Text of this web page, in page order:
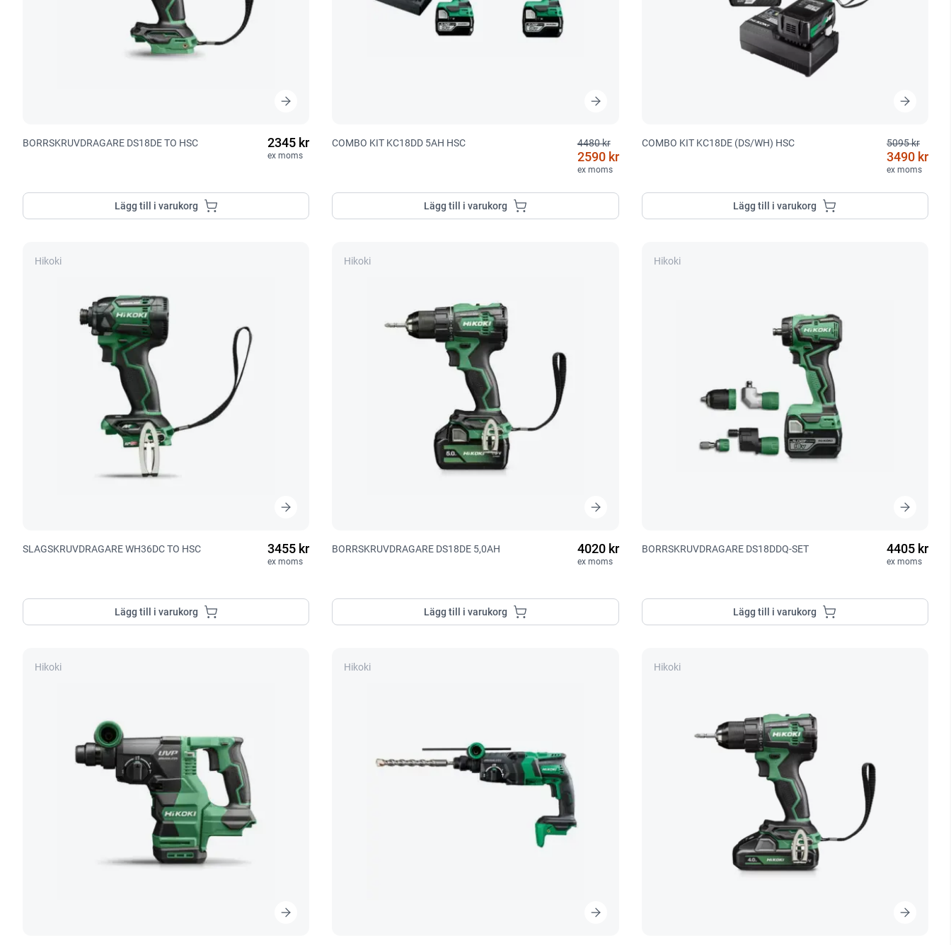
BORRSKRUVDRAGARE DS18DE TO HSC 2345 kr
ex moms
Lägg till i varukorg
COMBO KIT KC18DD 5AH HSC 4480 kr
2590 kr
ex moms
Lägg till i varukorg
COMBO KIT KC18DE (DS/WH) HSC 5095 kr
3490 kr
ex moms
Lägg till i varukorg
Hikoki
SLAGSKRUVDRAGARE WH36DC TO HSC 3455 kr
ex moms
Lägg till i varukorg
Hikoki
BORRSKRUVDRAGARE DS18DE 5,0AH 4020 kr
ex moms
Lägg till i varukorg
Hikoki
BORRSKRUVDRAGARE DS18DDQ-SET 4405 kr
ex moms
Lägg till i varukorg
Hikoki Hikoki Hikoki